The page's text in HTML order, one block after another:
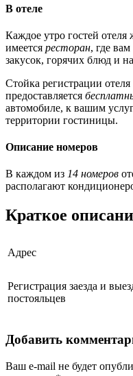
В отеле
Каждое утро гостей отеля
имеется ресторан, где
закусок, горячих блюд и
Стойка регистрации
предоставляется
автомобиле, к вашим
территории гостиницы.
Описание номеров
В каждом из 14 номеров
располагают
Краткое
Адрес
Регистрация заезда и
постояльцев
Добавить
Ваш e-mail не будет